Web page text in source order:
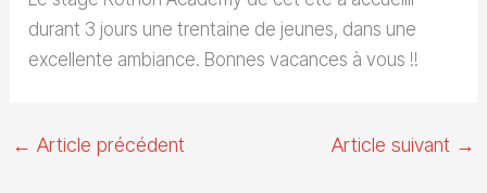
durant 3 jours une trentaine de jeunes, dans une
excellente ambiance. Bonnes vacances à vous !!
← Article précédent Article suivant →